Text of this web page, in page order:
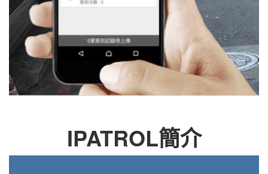
IPATROL簡介